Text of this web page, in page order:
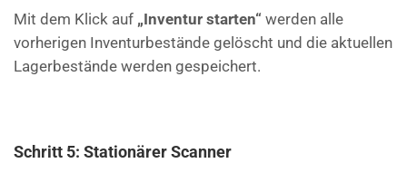
Mit dem Klick auf „Inventur starten“ werden alle
vorherigen Inventurbestände gelöscht und die aktuellen
Lagerbestände werden gespeichert.
Schritt 5: Stationärer Scanner